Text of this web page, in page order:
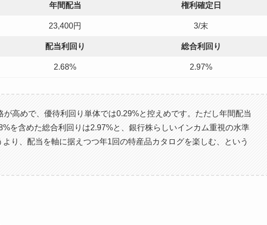
年間配当 権利確定日
23,400円 3/末
配当利回り 総合利回り
2.68% 2.97%
高めで、優待利回り単体では0.29%と控えめです。ただし年間配当
を含めた総合利回りは2.97%と、銀行株らしいインカム重視の水準
り、配当を軸に据えつつ年1回の特産品カタログを楽しむ、という